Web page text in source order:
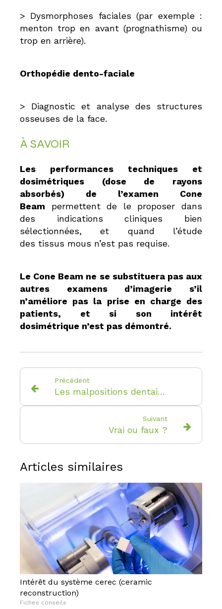
> Dysmorphoses faciales (par exemple :
menton trop en avant (prognathisme) ou
trop en arrière).
Orthopédie dento-faciale
> Diagnostic et analyse des structures
osseuses de la face.
À SAVOIR
Les performances techniques et
dosimétriques (dose de rayons
absorbés) de l’examen Cone
Beam permettent de le proposer dans
des indications cliniques bien
sélectionnées, et quand l’étude
des tissus mous n’est pas requise.
Le Cone Beam ne se substituera pas aux
autres examens d’imagerie s’il
n’améliore pas la prise en charge des
patients, et si son intérêt
dosimétrique n’est pas démontré.
Précédent
Les malpositions dentaires
Suivant
Vrai ou faux ?
Articles similaires
Intérêt du système cerec (ceramic
reconstruction)
Fiches conseils